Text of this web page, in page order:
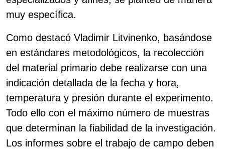
muy específica.
Como destacó Vladimir Litvinenko, basándose
en estándares metodológicos, la recolección
del material primario debe realizarse con una
indicación detallada de la fecha y hora,
temperatura y presión durante el experimento.
Todo ello con el máximo número de muestras
que determinan la fiabilidad de la investigación.
Los informes sobre el trabajo de campo deben